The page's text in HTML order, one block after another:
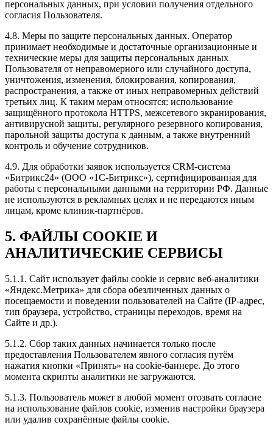
персональных данных, при условии получения отдельного
согласия Пользователя.
4.8. Меры по защите персональных данных. Оператор
принимает необходимые и достаточные организационные и
технические меры для защиты персональных данных
Пользователя от неправомерного или случайного доступа,
уничтожения, изменения, блокирования, копирования,
распространения, а также от иных неправомерных действий
третьих лиц. К таким мерам относятся: использование
защищённого протокола HTTPS, межсетевого экранирования,
антивирусной защиты, регулярного резервного копирования,
парольной защиты доступа к данным, а также внутренний
контроль и обучение сотрудников.
4.9. Для обработки заявок используется CRM-система
«Битрикс24» (ООО «1С-Битрикс»), сертифицированная для
работы с персональными данными на территории РФ. Данные
не используются в рекламных целях и не передаются иным
лицам, кроме клиник-партнёров.
5. ФАЙЛЫ COOKIE И
АНАЛИТИЧЕСКИЕ СЕРВИСЫ
5.1.1. Сайт использует файлы cookie и сервис веб-аналитики
«Яндекс.Метрика» для сбора обезличенных данных о
посещаемости и поведении пользователей на Сайте (IP-адрес,
тип браузера, устройство, страницы переходов, время на
Сайте и др.).
5.1.2. Сбор таких данных начинается только после
предоставления Пользователем явного согласия путём
нажатия кнопки «Принять» на cookie-баннере. До этого
момента скрипты аналитики не загружаются.
5.1.3. Пользователь может в любой момент отозвать согласие
на использование файлов cookie, изменив настройки браузера
или удалив сохранённые файлы cookie.